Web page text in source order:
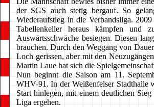
der SGS auch stetig bergauf. So
Wiederaufstieg in die Verbandsliga.
Tabellenkeller heraus kämpfen und
Auswärtsschwäche besiegen. Diesen
brauchen. Durch den Weggang von
Loch gerissen, aber mit den
Martin Laue hat sich die
Nun beginnt die Saison am 11.
WHV-91. In der Weißenfelser Stadthalle
Start hinlegen, mit einem deutlichen
Liga ergehen.